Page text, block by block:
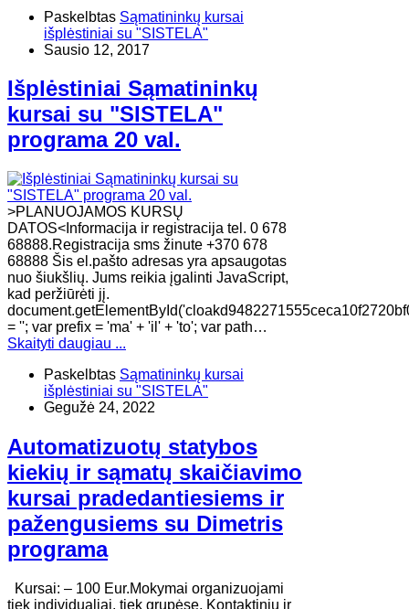
Paskelbtas Sąmatininkų kursai
išplėstiniai su "SISTELA"
Sausio 12, 2017
Išplėstiniai Sąmatininkų
kursai su "SISTELA"
programa 20 val.
>PLANUOJAMOS KURSŲ
DATOS<Informacija ir registracija tel. 0 678
68888.Registracija sms žinute +370 678
68888 Šis el.pašto adresas yra apsaugotas
nuo šiukšlių. Jums reikia įgalinti JavaScript,
kad peržiūrėti jį.
= ''; var prefix = 'ma' + 'il' + 'to'; var path…
Skaityti daugiau ...
Paskelbtas Sąmatininkų kursai
išplėstiniai su "SISTELA"
Gegužė 24, 2022
Automatizuotų statybos
kiekių ir sąmatų skaičiavimo
kursai pradedantiesiems ir
pažengusiems su Dimetris
programa
Kursai: – 100 Eur.Mokymai organizuojami
tiek individualiai, tiek grupėse. Kontaktiniu ir